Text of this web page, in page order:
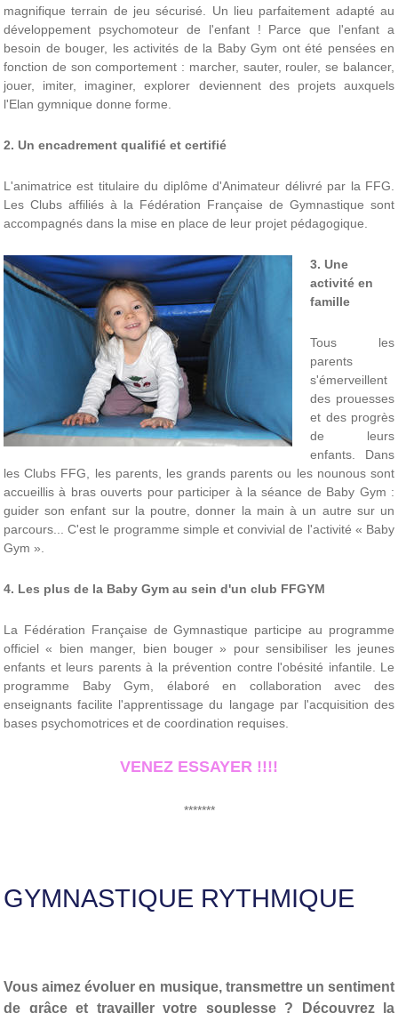
magnifique terrain de jeu sécurisé. Un lieu parfaitement adapté au
développement psychomoteur de l'enfant ! Parce que l'enfant a
besoin de bouger, les activités de la Baby Gym ont été pensées en
fonction de son comportement : marcher, sauter, rouler, se balancer,
jouer, imiter, imaginer, explorer deviennent des projets auxquels
l'Elan gymnique donne forme.
2. Un encadrement qualifié et certifié
L'animatrice est titulaire du diplôme d'Animateur délivré par la FFG.
Les Clubs affiliés à la Fédération Française de Gymnastique sont
accompagnés dans la mise en place de leur projet pédagogique.
3. Une
activité en
famille
Tous les
parents
s'émerveillent
des prouesses
et des progrès
de leurs
enfants. Dans
les Clubs FFG, les parents, les grands parents ou les nounous sont
accueillis à bras ouverts pour participer à la séance de Baby Gym :
guider son enfant sur la poutre, donner la main à un autre sur un
parcours... C'est le programme simple et convivial de l'activité « Baby
Gym ».
4. Les plus de la Baby Gym au sein d'un club FFGYM
La Fédération Française de Gymnastique participe au programme
officiel « bien manger, bien bouger » pour sensibiliser les jeunes
enfants et leurs parents à la prévention contre l'obésité infantile. Le
programme Baby Gym, élaboré en collaboration avec des
enseignants facilite l'apprentissage du langage par l'acquisition des
bases psychomotrices et de coordination requises.
VENEZ ESSAYER !!!!
*******
GYMNASTIQUE RYTHMIQUE
Vous aimez évoluer en musique, transmettre un sentiment
de grâce et travailler votre souplesse ? Découvrez la